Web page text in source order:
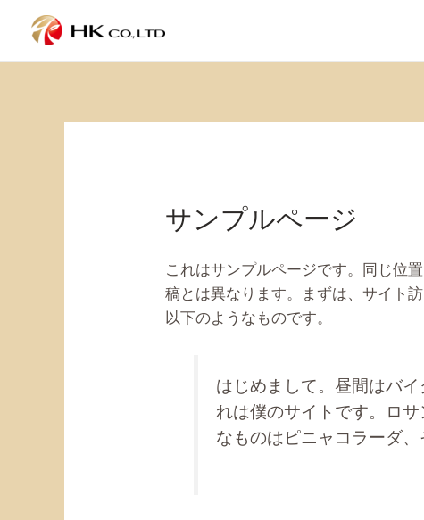
を
サンプルページ
これはサンプルページです。同じ位
稿とは異なります。まずは、サイト
以下のようなものです。
はじめまして。昼間はバ
れは僕のサイトです。ロ
なものはピニャコラーダ、